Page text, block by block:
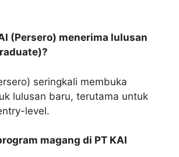
(Persero) menerima lulusan
seringkali membuka
lulusan baru, terutama untuk
level.
magang di PT KAI